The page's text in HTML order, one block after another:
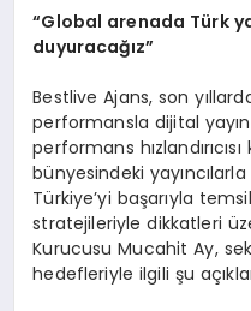
“Global arenada Türk
duyuracağız”
Bestlive Ajans, son
performansla dijital
performans
bünyesindeki
Türkiye’yi başarıyla
stratejileriyle dikkatleri
Kurucusu Mucahit Ay,
hedefleriyle ilgili şu